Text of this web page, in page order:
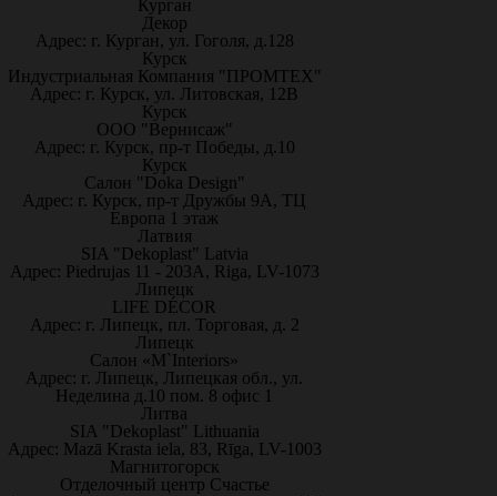
Курган
Декор
Адрес: г. Курган, ул. Гоголя, д.128
Курск
Индустриальная Компания "ПРОМТЕХ"
Адрес: г. Курск, ул. Литовская, 12В
Курск
ООО "Вернисаж"
Адрес: г. Курск, пр-т Победы, д.10
Курск
Салон "Doka Design"
Адрес: г. Курск, пр-т Дружбы 9А, ТЦ
Европа 1 этаж
Латвия
SIA "Dekoplast" Latvia
Адрес: Piedrujas 11 - 203A, Riga, LV-1073
Липецк
LIFE DÉCOR
Адрес: г. Липецк, пл. Торговая, д. 2
Липецк
Салон «M`Interiors»
Адрес: г. Липецк, Липецкая обл., ул.
Неделина д.10 пом. 8 офис 1
Литва
SIA "Dekoplast" Lithuania
Адрес: Mazā Krasta iela, 83, Rīga, LV-1003
Магнитогорск
Отделочный центр Счастье